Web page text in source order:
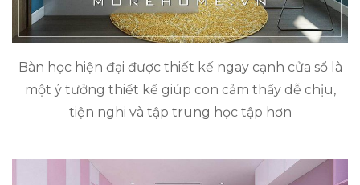
Bàn học hiện đại được thiết kế ngay cạnh cửa sổ là
một ý tưởng thiết kế giúp con cảm thấy dễ chịu,
tiện nghi và tập trung học tập hơn